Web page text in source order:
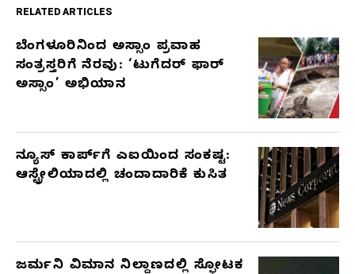
RELATED ARTICLES
RELATED
ARTICLES
ಬೆಂಗಳೂರಿನಿಂದ ಅಸ್ಸಾಂ ಪ್ರವಾಹ
ಸಂತ್ರಸ್ತರಿಗೆ ನೆರವು: ‘ಟುಗೆದರ್ ಫಾರ್
ಅಸ್ಸಾಂ’ ಅಭಿಯಾನ
ನ್ಯೂಸ್ ಕಾರ್ಪ್‌ಗೆ ಎಐಯಿಂದ ಸಂಕಷ್ಟ:
ಆಸ್ಟ್ರೇಲಿಯಾದಲ್ಲಿ ಚಂದಾದಾರಿಕೆ ಕುಸಿತ
ಜರ್ಮನಿ ವಿಮಾನ ನಿಲ್ದಾಣದಲ್ಲಿ ಸ್ಫೋಟಕ